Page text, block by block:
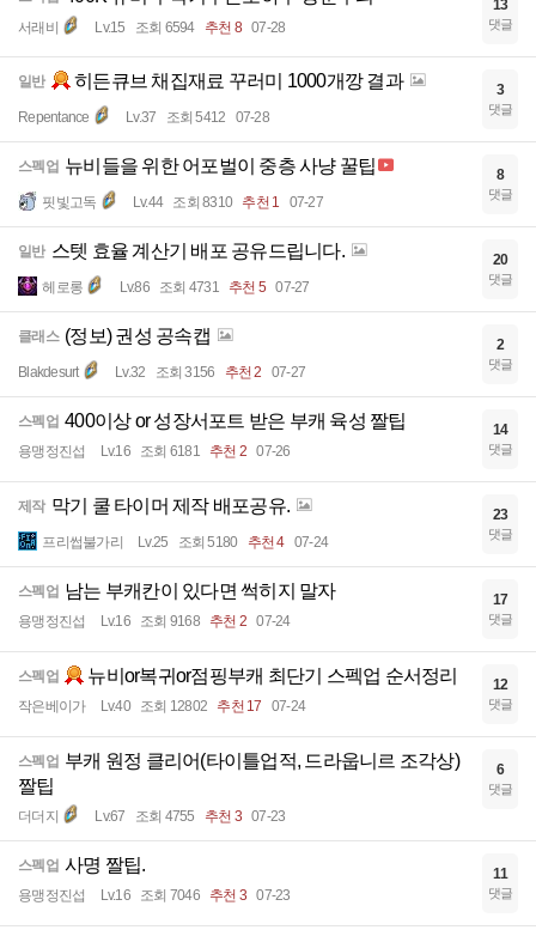
서래비 Lv.15 조회 6594 추천 8 07-28
13
댓글
일반 히든큐브 채집재료 꾸러미 1000개깡 결과
Repentance Lv.37 조회 5412 07-28
3
댓글
스펙업 뉴비들을 위한 어포벌이 중층 사냥 꿀팁
핏빛고독 Lv.44 조회 8310 추천 1 07-27
8
댓글
일반 스텟 효율 계산기 배포 공유드립니다.
헤로롱 Lv.86 조회 4731 추천 5 07-27
20
댓글
클래스 (정보) 권성 공속캡
Blakdesurt Lv.32 조회 3156 추천 2 07-27
2
댓글
스펙업 400이상 or 성장서포트 받은 부캐 육성 짤팁
용맹정진섭 Lv.16 조회 6181 추천 2 07-26
14
댓글
제작 막기 쿨 타이머 제작 배포공유.
프리썹불가리 Lv.25 조회 5180 추천 4 07-24
23
댓글
스펙업 남는 부캐칸이 있다면 썩히지 말자
용맹정진섭 Lv.16 조회 9168 추천 2 07-24
17
댓글
스펙업 뉴비or복귀or점핑부캐 최단기 스펙업 순서정리
작은베이가 Lv.40 조회 12802 추천 17 07-24
12
댓글
스펙업 부캐 원정 클리어(타이틀업적, 드라웁니르 조각상)
짤팁
더더지 Lv.67 조회 4755 추천 3 07-23
6
댓글
스펙업 사명 짤팁.
용맹정진섭 Lv.16 조회 7046 추천 3 07-23
11
댓글